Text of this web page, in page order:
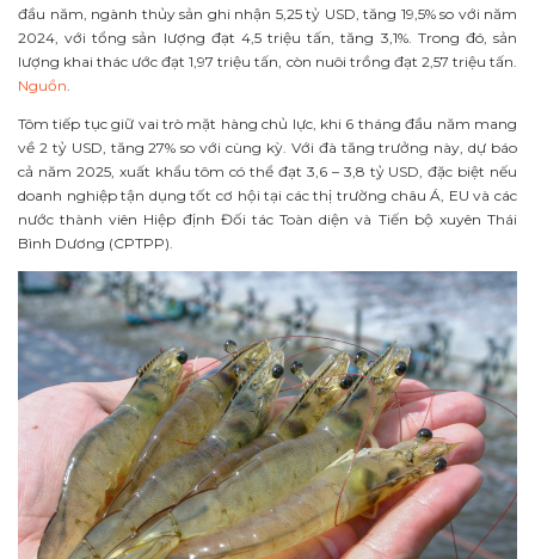
đầu năm, ngành thủy sản ghi nhận 5,25 tỷ USD, tăng 19,5% so với năm
2024, với tổng sản lượng đạt 4,5 triệu tấn, tăng 3,1%. Trong đó, sản
lượng khai thác ước đạt 1,97 triệu tấn, còn nuôi trồng đạt 2,57 triệu tấn.
Nguồn
Tôm tiếp tục giữ vai trò mặt hàng chủ lực, khi 6 tháng đầu năm mang
về 2 tỷ USD, tăng 27% so với cùng kỳ. Với đà tăng trưởng này, dự báo
cả năm 2025, xuất khẩu tôm có thể đạt 3,6 – 3,8 tỷ USD, đặc biệt nếu
doanh nghiệp tận dụng tốt cơ hội tại các thị trường châu Á, EU và các
nước thành viên Hiệp định Đối tác Toàn diện và Tiến bộ xuyên Thái
Bình Dương (CPTPP).